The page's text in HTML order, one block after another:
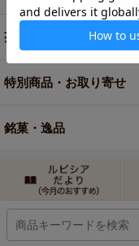
茶器・オリジナルグッズ
特別商品・お取り寄せ
銘菓・逸品